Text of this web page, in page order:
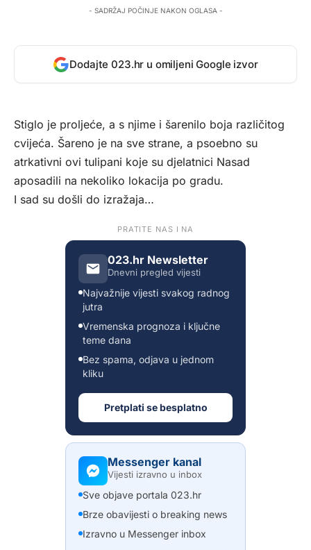
- SADRŽAJ POČINJE NAKON OGLASA -
Dodajte 023.hr u omiljeni Google izvor
Stiglo je proljeće, a s njime i šarenilo boja različitog
cvijeća. Šareno je na sve strane, a psoebno su
atrkativni ovi tulipani koje su djelatnici Nasad
aposadili na nekoliko lokacija po gradu.
I sad su došli do izražaja…
PRATITE NAS I NA
023.hr Newsletter
Dnevni pregled vijesti
Najvažnije vijesti svakog radnog
jutra
Vremenska prognoza i ključne
teme dana
Bez spama, odjava u jednom
kliku
Pretplati se besplatno
Messenger kanal
Vijesti izravno u inbox
Sve objave portala 023.hr
Brze obavijesti o breaking news
Izravno u Messenger inbox